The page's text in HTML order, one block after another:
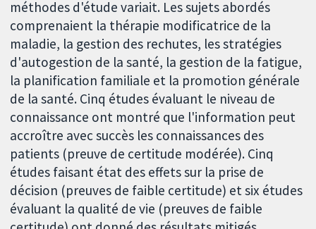
méthodes d'étude variait. Les sujets abordés
comprenaient la thérapie modificatrice de la
maladie, la gestion des rechutes, les stratégies
d'autogestion de la santé, la gestion de la fatigue,
la planification familiale et la promotion générale
de la santé. Cinq études évaluant le niveau de
connaissance ont montré que l'information peut
accroître avec succès les connaissances des
patients (preuve de certitude modérée). Cinq
études faisant état des effets sur la prise de
décision (preuves de faible certitude) et six études
évaluant la qualité de vie (preuves de faible